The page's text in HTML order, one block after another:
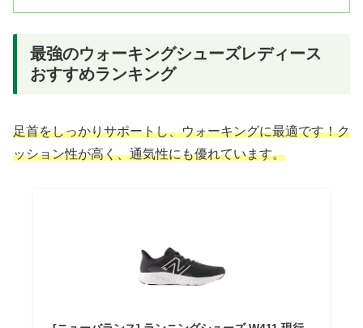
最強のウォーキングシューズレディース
おすすめランキング
足首をしっかりサポートし、ウォーキングに最適です！ク
ッション性が高く、通気性にも優れています。